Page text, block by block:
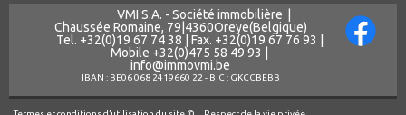
VMI S.A. - Société immobilière
Chaussée Romaine, 79 4360Oreye(Belgique)
Tel. +32(0)19 67 74 38 Fax. +32(0)19 67 76 93
Mobile +32(0)475 58 49 93
info@immovmi.be
IBAN : BE06 068 2419660 22 - BIC : GKCCBEBB